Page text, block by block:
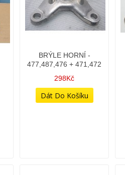
BRÝLE HORNÍ -
477,487,476 + 471,472
298Kč